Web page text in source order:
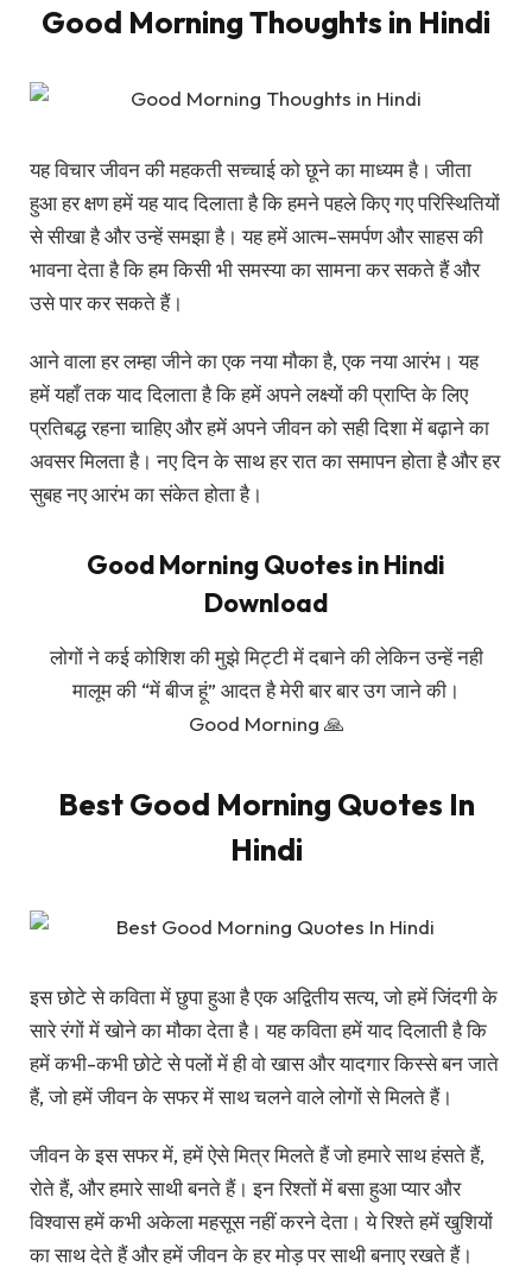
Good Morning Thoughts in Hindi
यह विचार जीवन की महकती सच्चाई को छूने का माध्यम है। जीता
हुआ हर क्षण हमें यह याद दिलाता है कि हमने पहले किए गए परिस्थितियों
से सीखा है और उन्हें समझा है। यह हमें आत्म-समर्पण और साहस की
भावना देता है कि हम किसी भी समस्या का सामना कर सकते हैं और
उसे पार कर सकते हैं।
आने वाला हर लम्हा जीने का एक नया मौका है, एक नया आरंभ। यह
हमें यहाँ तक याद दिलाता है कि हमें अपने लक्ष्यों की प्राप्ति के लिए
प्रतिबद्ध रहना चाहिए और हमें अपने जीवन को सही दिशा में बढ़ाने का
अवसर मिलता है। नए दिन के साथ हर रात का समापन होता है और हर
सुबह नए आरंभ का संकेत होता है।
Good Morning Quotes in Hindi
Download
लोगों ने कई कोशिश की मुझे मिट्टी में दबाने की लेकिन उन्हें नही
मालूम की “में बीज हूं” आदत है मेरी बार बार उग जाने की।
Good Morning 🙏
Best Good Morning Quotes In
Hindi
इस छोटे से कविता में छुपा हुआ है एक अद्वितीय सत्य, जो हमें जिंदगी के
सारे रंगों में खोने का मौका देता है। यह कविता हमें याद दिलाती है कि
हमें कभी-कभी छोटे से पलों में ही वो खास और यादगार किस्से बन जाते
हैं, जो हमें जीवन के सफर में साथ चलने वाले लोगों से मिलते हैं।
जीवन के इस सफर में, हमें ऐसे मित्र मिलते हैं जो हमारे साथ हंसते हैं,
रोते हैं, और हमारे साथी बनते हैं। इन रिश्तों में बसा हुआ प्यार और
विश्वास हमें कभी अकेला महसूस नहीं करने देता। ये रिश्ते हमें खुशियों
का साथ देते हैं और हमें जीवन के हर मोड़ पर साथी बनाए रखते हैं।